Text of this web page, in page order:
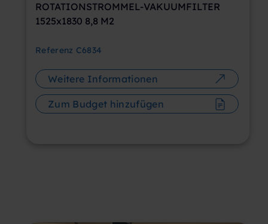
ROTATIONSTROMMEL-VAKUUMFILTER
1525x1830 8,8 M2
Referenz C6834
Weitere Informationen
Zum Budget hinzufügen